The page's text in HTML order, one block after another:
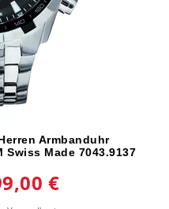
Armbanduhr
Swiss Made 7043.9137
€